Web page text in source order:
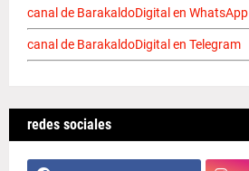
canal de BarakaldoDigital en WhatsApp
canal de BarakaldoDigital en Telegram
redes sociales